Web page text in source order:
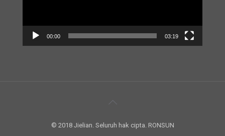
00:00 03:19
© 2018 Jielian. Seluruh hak cipta. RONSUN